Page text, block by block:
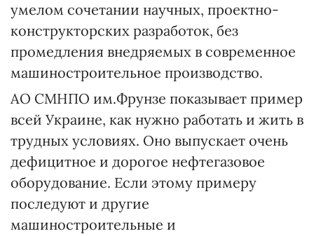
умелом сочетании научных, проектно-
конструкторских разработок, без
промедления внедряемых в современное
машиностроительное производство.
АО СМНПО им.Фрунзе показывает пример
всей Украине, как нужно работать и жить в
трудных условиях. Оно выпускает очень
дефицитное и дорогое нефтегазовое
оборудование. Если этому примеру
последуют и другие
машиностроительные и